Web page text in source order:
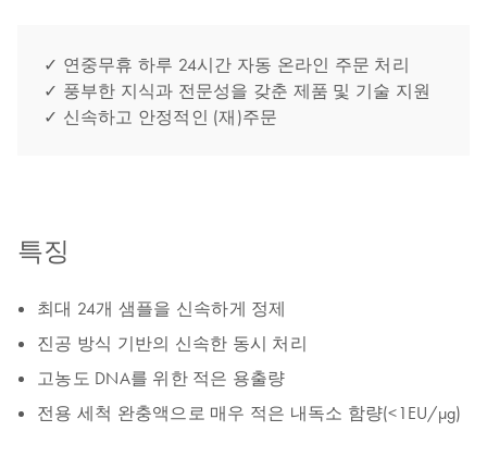
✓ 연중무휴 하루 24시간 자동 온라인 주문 처리
✓ 풍부한 지식과 전문성을 갖춘 제품 및 기술 지원
✓ 신속하고 안정적인 (재)주문
특징
최대 24개 샘플을 신속하게 정제
진공 방식 기반의 신속한 동시 처리
고농도 DNA를 위한 적은 용출량
전용 세척 완충액으로 매우 적은 내독소 함량(<1EU/μg)